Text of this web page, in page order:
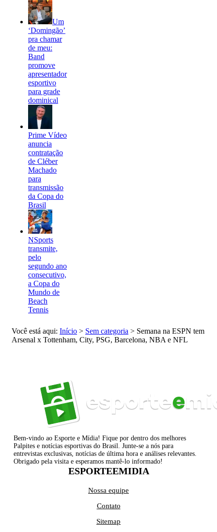
Um
‘Domingão’
pra chamar
de meu:
Band
promove
apresentador
esportivo
para grade
dominical
Prime Vídeo
anuncia
contratação
de Cléber
Machado
para
transmissão
da Copa do
Brasil
NSports
transmite,
pelo
segundo ano
consecutivo,
a Copa do
Mundo de
Beach
Tennis
Você está aqui: Início > Sem categoria > Semana na ESPN tem
Arsenal x Tottenham, City, PSG, Barcelona, NBA e NFL
Bem-vindo ao Esporte e Mídia! Fique por dentro dos melhores
Palpites e notícias esportivas do Brasil. Junte-se a nós para
entrevistas exclusivas, notícias de última hora e análises relevantes.
Obrigado pela visita e esperamos mantê-lo informado!
ESPORTEEMIDIA
Nossa equipe
Contato
Sitemap